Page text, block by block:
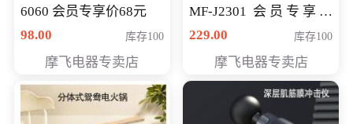
6060 会员专享价68元
98.00
库存100
摩飞电器专卖店
MF-J2301 会员专享价
168元
229.00 库存100
摩飞电器专卖店